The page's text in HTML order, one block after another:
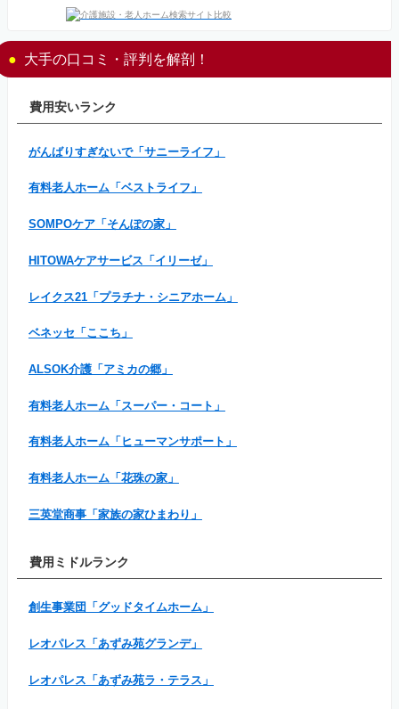
大手の口コミ・評判を解剖！
費用安いランク
がんばりすぎないで「サニーライフ」
有料老人ホーム「ベストライフ」
SOMPOケア「そんぽの家」
HITOWAケアサービス「イリーゼ」
レイクス21「プラチナ・シニアホーム」
ベネッセ「ここち」
ALSOK介護「アミカの郷」
有料老人ホーム「スーパー・コート」
有料老人ホーム「ヒューマンサポート」
有料老人ホーム「花珠の家」
三英堂商事「家族の家ひまわり」
費用ミドルランク
創生事業団「グッドタイムホーム」
レオパレス「あずみ苑グランデ」
レオパレス「あずみ苑ラ・テラス」